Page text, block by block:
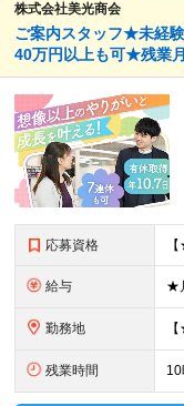
株式会社美光商会
ご案内スタッフ★未経
40万円以上も可★残業
応募資格
給与
勤務地
残業時間